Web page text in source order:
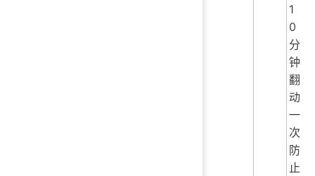
1
0
分
钟
翻
动
一
次
防
止